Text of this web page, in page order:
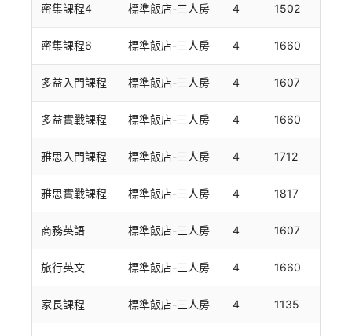
密集課程4 標準飯店-三人房 4 1502
密集課程6 標準飯店-三人房 4 1660
多益入門課程 標準飯店-三人房 4 1607
多益實戰課程 標準飯店-三人房 4 1660
雅思入門課程 標準飯店-三人房 4 1712
雅思實戰課程 標準飯店-三人房 4 1817
商務英語 標準飯店-三人房 4 1607
旅行英文 標準飯店-三人房 4 1660
家長課程 標準飯店-三人房 4 1135